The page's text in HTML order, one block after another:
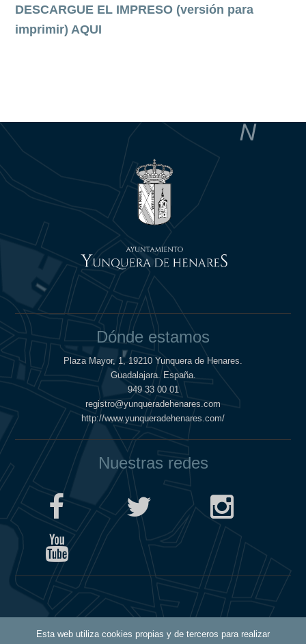
DESCARGUE EL IMPRESO (versión para
imprimir) AQUI
Esta web utiliza cookies propias y de terceros para realizar
Dónde estamos
Plaza Mayor, 1, 19210 Yunquera de Henares.
Guadalajara. España.
949 33 00 01
registro@yunqueradehenares.com
http://www.yunqueradehenares.com/
Nuestras redes
Política de Cookies
Política de Privacidad